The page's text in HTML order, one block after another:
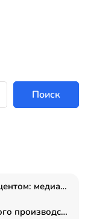
Поиск
Коммуникации с древнегреческим акцентом: медиаменеджер и журналист Владимир Дергачев запустил коммуникационное агентство «Сократ 2.0»
От логистики до высокотехнологичного производства: как основатель “гагаринга” выстраивает экосистему безопасности и гражданских БПЛА